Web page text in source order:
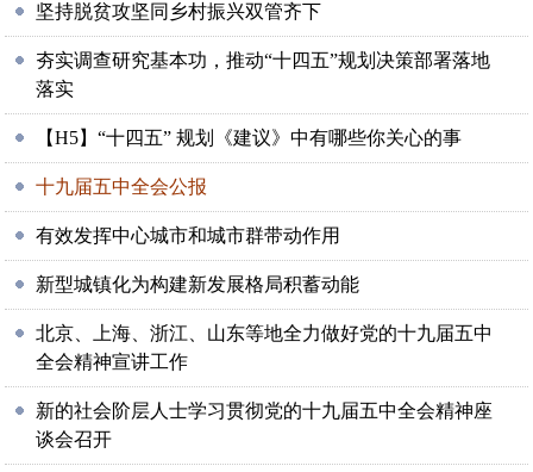
坚持脱贫攻坚同乡村振兴双管齐下
夯实调查研究基本功，推动“十四五”规划决策部署落地
落实
【H5】“十四五” 规划《建议》中有哪些你关心的事
十九届五中全会公报
有效发挥中心城市和城市群带动作用
新型城镇化为构建新发展格局积蓄动能
北京、上海、浙江、山东等地全力做好党的十九届五中
全会精神宣讲工作
新的社会阶层人士学习贯彻党的十九届五中全会精神座
谈会召开